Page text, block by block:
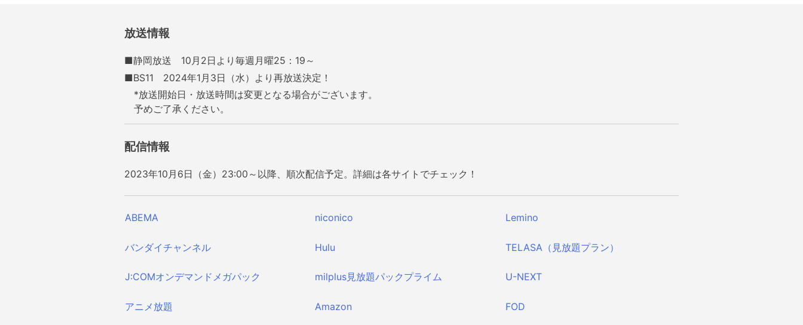
シ
ョ
ン
放送情報
■静岡放送 10月2日 より 毎週月曜25：19～
■BS11
2024年1月3日（水）より再放送決定！
*放送開始日・放送時間は変更となる場合がございます。
予めご了承ください。
配信情報
2023年10月6日（金）23:00～以降、順次配信予定。詳細は各サイトでチェック！
ABEMA niconico Lemino
バンダイチャンネル Hulu TELASA （見放題プラン）
J:COMオンデマンド メガパック milplus見放題パックプライム U-NEXT
アニメ放題 Amazon FOD